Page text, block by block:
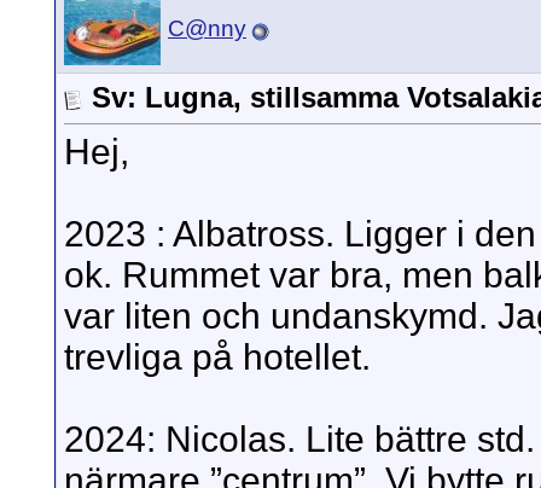
C@nny
Sv: Lugna, stillsamma
Hej,
2023 : Albatross. Ligger i
ok. Rummet var bra, men
var liten och undanskymd.
trevliga på hotellet.
2024: Nicolas. Lite bättre